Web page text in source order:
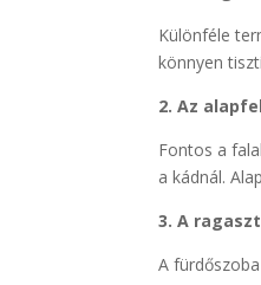
Különféle
könnyen
2. Az
Fontos a
a kádnál.
3. A
A